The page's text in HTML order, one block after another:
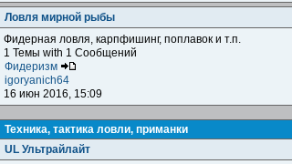
Ловля мирной рыбы
Фидерная ловля, карпфишинг, поплавок и т.п.
1 Темы with 1 Сообщений
Фидеризм
igoryanich64
16 июн 2016, 15:09
Техника, тактика ловли, приманки
UL Ультрайлайт